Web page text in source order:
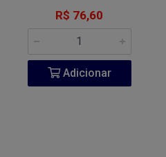
R$ 76,60
Adicionar